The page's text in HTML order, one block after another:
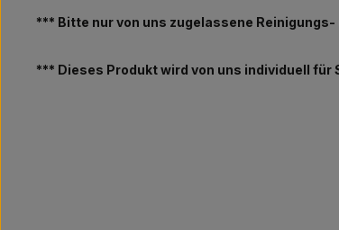
*** Bitte nur von uns zugelassene
*** Dieses Produkt wird von uns individuell